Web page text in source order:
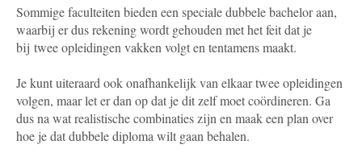
Sommige faculteiten bieden een speciale dubbele bachelor aan,
waarbij er dus rekening wordt gehouden met het feit dat je
bij twee opleidingen vakken volgt en tentamens maakt.
Je kunt uiteraard ook onafhankelijk van elkaar twee opleidingen
volgen, maar let er dan op dat je dit zelf moet coördineren. Ga
dus na wat realistische combinaties zijn en maak een plan over
hoe je dat dubbele diploma wilt gaan behalen.